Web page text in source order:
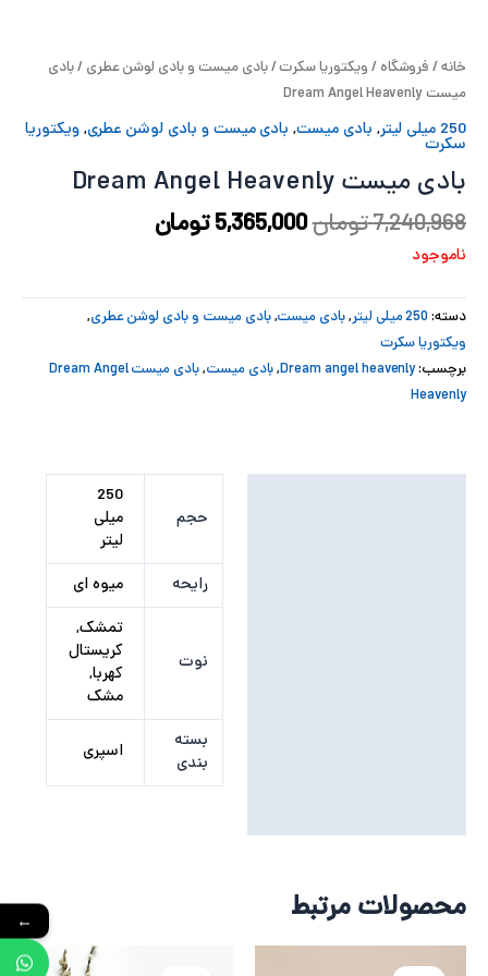
خانه/فروشگاه/ویکتوریا سکرت/بادی میست و بادی لوشن عطری/ بادی
میست Dream Angel Heavenly
250 میلی لیتر , بادی میست, بادی میست و بادی لوشن عطری,ویکتوریا
سکرت
بادی میست Dream Angel Heavenly
7,240,968تومان5,365,000تومان
ناموجود
دسته:250 میلی لیتر ,بادی میست,بادی میست و بادی لوشن عطری,
ویکتوریا سکرت
برچسب:Dream angel heavenly
,بادی میست,
بادی میست Dream Angel
Heavenly
حجم
250
میلی
لیتر
رایحه
میوه ای
نوت
تمشک,
کریستال
کهربا,
مشک
بسته
بندی
اسپری
محصولات مرتبط
قیمت
قیمت
قیمت
قیمت
←